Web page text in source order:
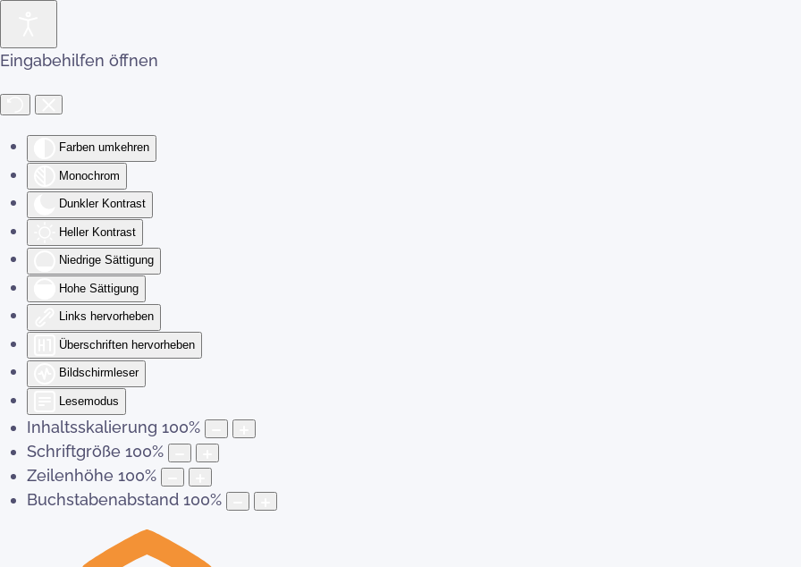
Eingabehilfen öffnen
Farben umkehren
Monochrom
Dunkler Kontrast
Heller Kontrast
Niedrige Sättigung
Hohe Sättigung
Links hervorheben
Überschriften hervorheben
Bildschirmleser
Lesemodus
Inhaltsskalierung 100%
Schriftgröße 100%
Zeilenhöhe 100%
Buchstabenabstand 100%
Zum Hauptinhalt springen